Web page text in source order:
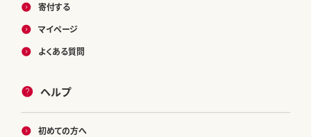
寄付する
マイページ
よくある質問
ヘルプ
初めての方へ